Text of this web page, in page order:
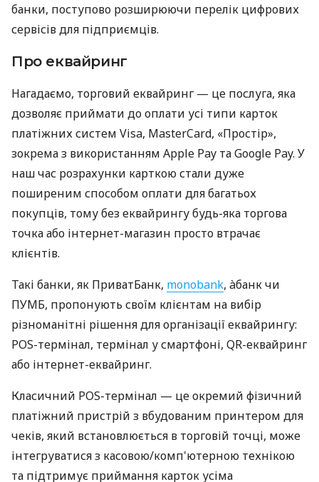
банки, поступово розширюючи перелік цифрових
сервісів для підприємців.
Про еквайринг
Нагадаємо, торговий еквайринг — це послуга, яка
дозволяє приймати до оплати усі типи карток
платіжних систем Visa, MasterCard, «Простір»,
зокрема з використанням Apple Pay та Google Pay. У
наш час розрахунки карткою стали дуже
поширеним способом оплати для багатьох
покупців, тому без еквайрингу будь-яка торгова
точка або інтернет-магазин просто втрачає
клієнтів.
Такі банки, як ПриватБанк, monobank, àбанк чи
ПУМБ, пропонують своїм клієнтам на вибір
різноманітні рішення для організації еквайрингу:
POS-термінал, термінал у смартфоні, QR-еквайринг
або інтернет-еквайринг.
Класичний POS-термінал — це окремий фізичний
платіжний пристрій з вбудованим принтером для
чеків, який встановлюється в торговій точці, може
інтегруватися з касовою/комп'ютерною технікою
та підтримує приймання карток усіма